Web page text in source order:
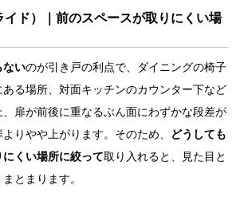
イド）｜前のスペースが取りにくい場
ないのが引き戸の利点で、ダイニングの椅子
る場所、対面キッチンのカウンター下など
扉が前後に重なるぶん面にわずかな段差が
りやや上がります。そのため、
どうしても
くい場所に絞って取り入れると、見た目と
とまります。